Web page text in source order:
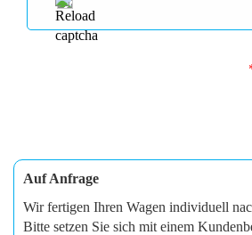
Auf Anfrage
Wir fertigen Ihren Wagen individuell
Bitte setzen Sie sich mit einem